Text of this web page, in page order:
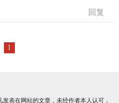
回复
1
表在网站的文章，未经作者本人认可，